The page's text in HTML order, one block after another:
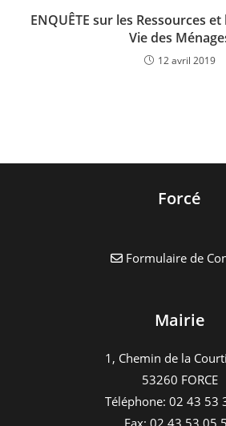
ENQUÊTE sur les Ressources
Vie des
12 avril 2019
Forcé
Formulaire de
Mairie
1, Chemin de la
53260 FORCE
Téléphone: 02 43 53
Fax: 02 43 53 05